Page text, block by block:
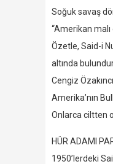
Soğuk savaş
“Amerikan malı
Özetle, Said-i
altında
Cengiz
Amerika’nın
Onlarca ciltten
HÜR ADAMI
1950’lerdeki